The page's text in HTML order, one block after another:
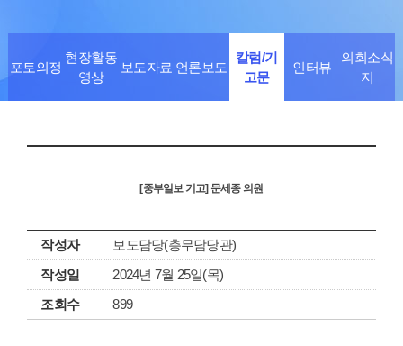
포토의정
현장활동
영상
보도자료 언론보도
칼럼/기
고문
인터뷰
의회소식
지
[중부일보 기고] 문세종 의원
작성자
보도담당(총무담당관)
작성일
2024년 7월 25일(목)
조회수
899